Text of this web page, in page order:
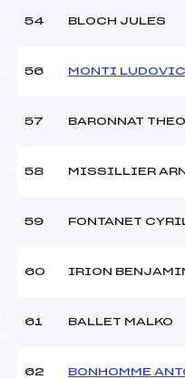
54 BLOCH JULES
56 MONTI LUDOVIC
57 BARONNAT THEO
58 MISSILLIER
59 FONTANET
60 IRION
61 BALLET MALKO
62 BONHOMME